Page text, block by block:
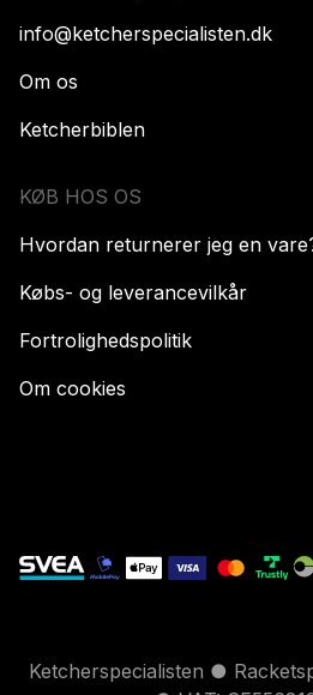
info@ketcherspecialisten.dk
Om os
Ketcherbiblen
KØB HOS OS
Hvordan returnerer jeg en
Købs- og leverancevilkår
Fortrolighedspolitik
Om cookies
Ketcherspecialisten ●